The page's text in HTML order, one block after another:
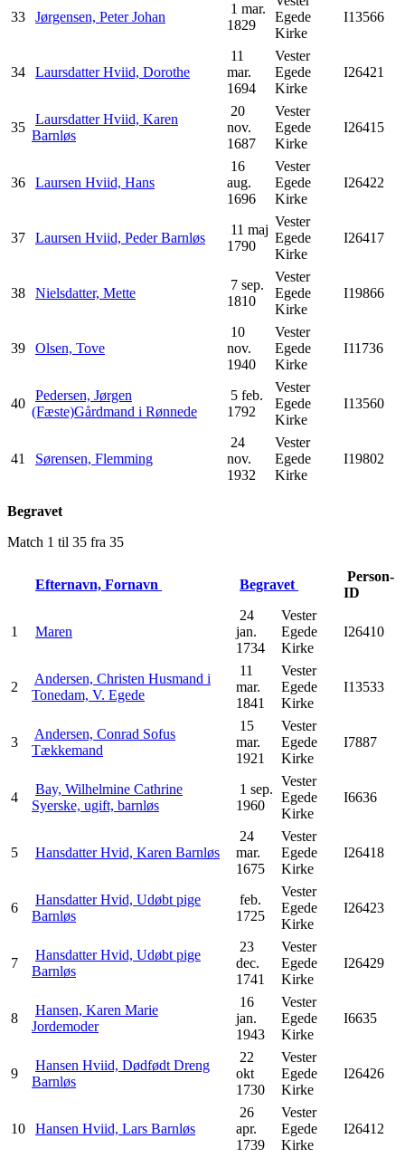
33 Jørgensen, Peter Johan
1 mar.
1829
Egede
Kirke
I13566
34 Laursdatter Hviid, Dorothe
11
mar.
1694
Vester
Egede
Kirke
I26421
35
Laursdatter Hviid, Karen
Barnløs
20
nov.
1687
Vester
Egede
Kirke
I26415
36 Laursen Hviid, Hans
16
aug.
1696
Vester
Egede
Kirke
I26422
37 Laursen Hviid, Peder Barnløs
11 maj
1790
Vester
Egede
Kirke
I26417
38 Nielsdatter, Mette
7 sep.
1810
Vester
Egede
Kirke
I19866
39 Olsen, Tove
10
nov.
1940
Vester
Egede
Kirke
I11736
40
Pedersen, Jørgen
(Fæste)Gårdmand i Rønnede
5 feb.
1792
Vester
Egede
Kirke
I13560
41 Sørensen, Flemming
24
nov.
1932
Vester
Egede
Kirke
I19802
Begravet
Match 1 til 35 fra 35
Efternavn, Fornavn Begravet
Person-
ID
1 Maren
24
jan.
1734
Vester
Egede
Kirke
I26410
2
Andersen, Christen Husmand i
Tonedam, V. Egede
11
mar.
1841
Vester
Egede
Kirke
I13533
3
Andersen, Conrad Sofus
Tækkemand
15
mar.
1921
Vester
Egede
Kirke
I7887
4
Bay, Wilhelmine Cathrine
Syerske, ugift, barnløs
1 sep.
1960
Vester
Egede
Kirke
I6636
5 Hansdatter Hvid, Karen Barnløs
24
mar.
1675
Vester
Egede
Kirke
I26418
6
Hansdatter Hvid, Udøbt pige
Barnløs
feb.
1725
Vester
Egede
Kirke
I26423
7
Hansdatter Hvid, Udøbt pige
Barnløs
23
dec.
1741
Vester
Egede
Kirke
I26429
8
Hansen, Karen Marie
Jordemoder
16
jan.
1943
Vester
Egede
Kirke
I6635
9
Hansen Hviid, Dødfødt Dreng
Barnløs
22
okt
1730
Vester
Egede
Kirke
I26426
10 Hansen Hviid, Lars Barnløs
26
apr.
1739
Vester
Egede
Kirke
I26412